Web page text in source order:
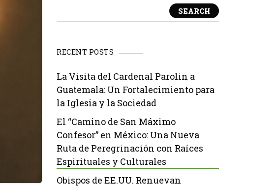
SEARCH
RECENT POSTS
La Visita del Cardenal Parolin a
Guatemala: Un Fortalecimiento para
la Iglesia y la Sociedad
El “Camino de San Máximo
Confesor” en México: Una Nueva
Ruta de Peregrinación con Raíces
Espirituales y Culturales
Obispos de EE.UU. Renuevan